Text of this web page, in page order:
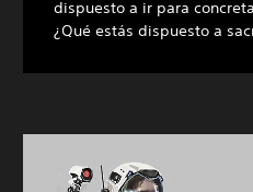
dispuesto a ir para
¿Qué estás dispuesto a